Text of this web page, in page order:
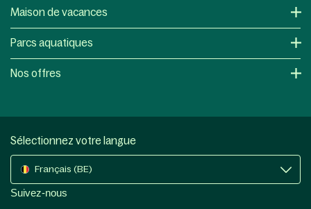
Maison de vacances
Parcs aquatiques
Nos offres
Sélectionnez votre langue
Français (BE)
Suivez-nous